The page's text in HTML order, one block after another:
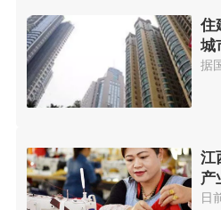
住
城
性
江
产